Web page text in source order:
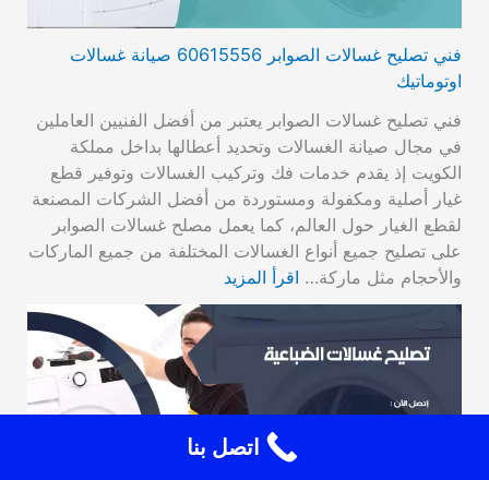
فني تصليح غسالات الصوابر 60615556 صيانة غسالات
اوتوماتيك
فني تصليح غسالات الصوابر يعتبر من أفضل الفنيين العاملين
في مجال صيانة الغسالات وتحديد أعطالها بداخل مملكة
الكويت إذ يقدم خدمات فك وتركيب الغسالات وتوفير قطع
غيار أصلية ومكفولة ومستوردة من أفضل الشركات المصنعة
لقطع الغيار حول العالم، كما يعمل مصلح غسالات الصوابر
على تصليح جميع أنواع الغسالات المختلفة من جميع الماركات
والأحجام مثل ماركة… اقرأ المزيد
اتصل بنا